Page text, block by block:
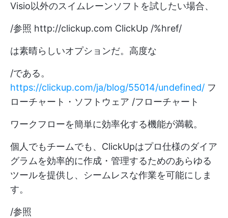
Visio以外のスイムレーンソフトを試したい場合、
/参照 http://clickup.com ClickUp /%href/
は素晴らしいオプションだ。高度な
/である。
https://clickup.com/ja/blog/55014/undefined/ フ
ローチャート・ソフトウェア /フローチャート
ワークフローを簡単に効率化する機能が満載。
個人でもチームでも、ClickUpはプロ仕様のダイア
グラムを効率的に作成・管理するためのあらゆる
ツールを提供し、シームレスな作業を可能にしま
す。
/参照